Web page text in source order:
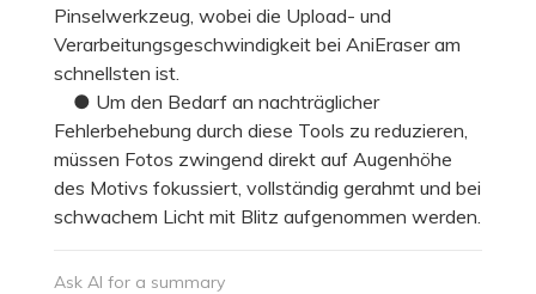
Pinselwerkzeug, wobei die Upload- und
Verarbeitungsgeschwindigkeit bei AniEraser am
schnellsten ist.
● Um den Bedarf an nachträglicher
Fehlerbehebung durch diese Tools zu reduzieren,
müssen Fotos zwingend direkt auf Augenhöhe
des Motivs fokussiert, vollständig gerahmt und bei
schwachem Licht mit Blitz aufgenommen werden.
Ask AI for a summary